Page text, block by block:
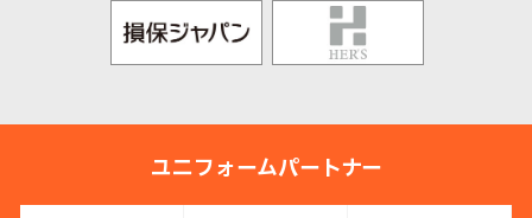
ユニフォームパートナー